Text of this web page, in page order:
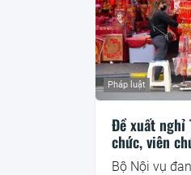
Pháp luật
Đề xuất nghỉ
chức, viên
Bộ Nội vụ